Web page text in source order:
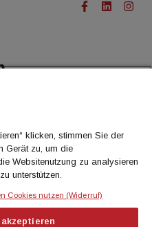
zu buildingTIMES,
immojobs, immotermin
klicken, stimmen Sie der
Gerät zu, um die
Websitenutzung zu analysieren
unterstützen.
Cookies nutzen (Widerruf)